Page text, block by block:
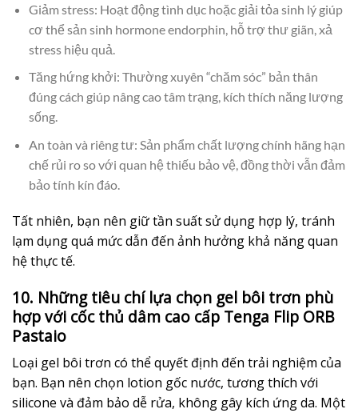
Giảm stress: Hoạt động tình dục hoặc giải tỏa sinh lý giúp
cơ thể sản sinh hormone endorphin, hỗ trợ thư giãn, xả
stress hiệu quả.
Tăng hứng khởi: Thường xuyên “chăm sóc” bản thân
đúng cách giúp nâng cao tâm trạng, kích thích năng lượng
sống.
An toàn và riêng tư: Sản phẩm chất lượng chính hãng hạn
chế rủi ro so với quan hệ thiếu bảo vệ, đồng thời vẫn đảm
bảo tính kín đáo.
Tất nhiên, bạn nên giữ tần suất sử dụng hợp lý, tránh
lạm dụng quá mức dẫn đến ảnh hưởng khả năng quan
hệ thực tế.
10. Những tiêu chí lựa chọn gel bôi trơn phù
hợp với cốc thủ dâm cao cấp Tenga Flip ORB
Pastaio
Loại gel bôi trơn có thể quyết định đến trải nghiệm của
bạn. Bạn nên chọn lotion gốc nước, tương thích với
silicone và đảm bảo dễ rửa, không gây kích ứng da. Một